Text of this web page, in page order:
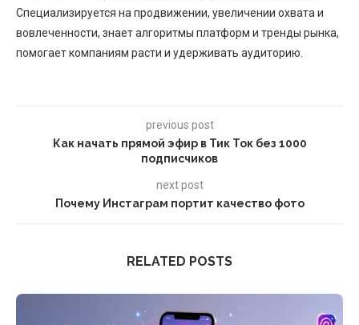
Специализируется на продвижении, увеличении охвата и
вовлеченности, знает алгоритмы платформ и тренды рынка,
помогает компаниям расти и удерживать аудиторию.
previous post
Как начать прямой эфир в Тик Ток без 1000
подписчиков
next post
Почему Инстаграм портит качество фото
RELATED POSTS